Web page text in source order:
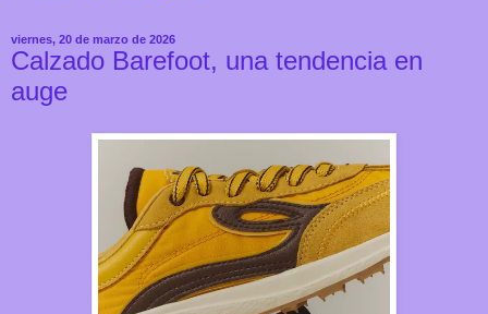
viernes, 20 de marzo de 2026
Calzado Barefoot, una tendencia en
auge